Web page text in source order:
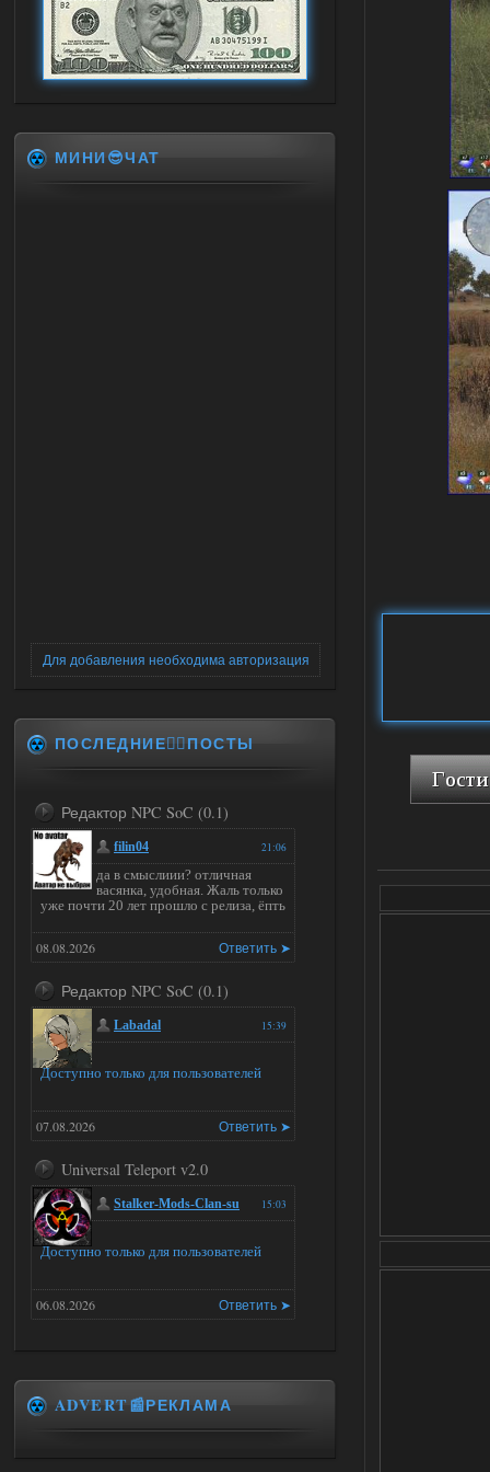
МИНИ😎ЧАТ
Для добавления необходима авторизация
ПОСЛЕДНИЕ✍🏻ПОСТЫ
Редактор NPC SoC (0.1)
21:06
filin04
да в смыслиии? отличная
васянка, удобная. Жаль только
уже почти 20 лет прошло с релиза, ёпть
Ответить ➤
08.08.2026
Редактор NPC SoC (0.1)
15:39
Labadal
Доступно только для пользователей
Ответить ➤
07.08.2026
Universal Teleport v2.0
15:03
Stalker-Mods-Clan-su
Доступно только для пользователей
Ответить ➤
06.08.2026
15:01
DEDULYA-1967
Я не хотел кого то расстроить
ADVERT📰РЕКЛАМА